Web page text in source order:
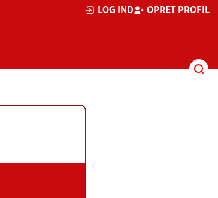
LOG IND OPRET PROFIL